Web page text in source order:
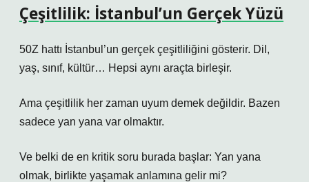
Çeşitlilik: İstanbul’un Gerçek Yüzü
50Z hattı İstanbul’un gerçek çeşitliliğini gösterir. Dil,
yaş, sınıf, kültür… Hepsi aynı araçta birleşir.
Ama çeşitlilik her zaman uyum demek değildir. Bazen
sadece yan yana var olmaktır.
Ve belki de en kritik soru burada başlar: Yan yana
olmak, birlikte yaşamak anlamına gelir mi?